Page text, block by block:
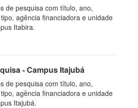
de pesquisa com título, ano,
agência financiadora e unidade
Itabira.
- Campus Itajubá
de pesquisa com título, ano,
agência financiadora e unidade
Itajubá.